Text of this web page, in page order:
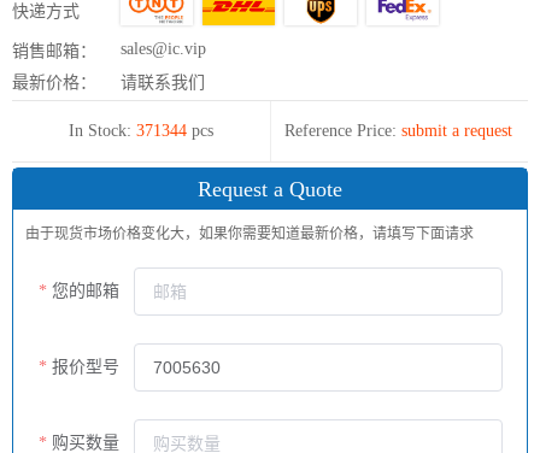
快递方式
销售邮箱：
sales@ic.vip
最新价格：
请联系我们
In Stock: 371344 pcs Reference Price: submit a request
Request a Quote
由于现货市场价格变化大，如果你需要知道最新价格，请填写下面请求
您的邮箱
报价型号
购买数量